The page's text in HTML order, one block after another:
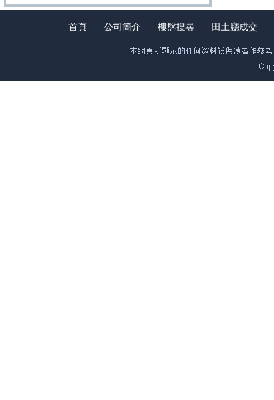
首頁 公司簡介 樓盤搜尋 田土廳成交